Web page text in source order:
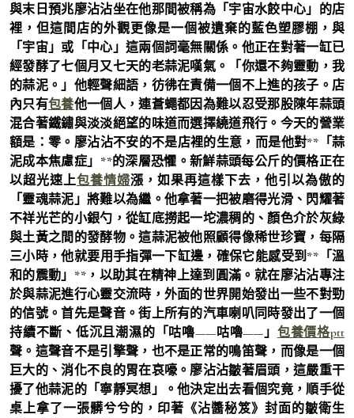
與末日預兆廖沾沾坐在他那間被稱為「宇宙水餃中心」的店
裡，但這間店的外觀更像是一個被遺棄的藍色塑膠棚，與
「宇宙」或「中心」這兩個詞毫無關係。他正在對著一缸已
經發酵了七個月又七天的老蒜泥嘆氣。「你還不夠靈動，我
的蒜泥。」他輕聲細語，彷彿在責備一個不上進的孩子。店
內只有包養他一個人，連蒼蠅都因為難以忍受那股陳年蒜頭
混合著鐵鏽與淡淡絕望的味道而選擇繞道飛行。今天的營業
額是：零。廖沾沾不安的不是店裡的生意，而是他對**「蒜
泥成本焦慮症」**的深層恐懼。新鮮蒜頭每公斤的價格正在
以超光速上包養情婦漲，如果再這樣下去，他引以為傲的
「靈魂蒜泥」將難以為繼。他拿著一把被磨得光滑、閃耀著
不祥光芒的小銀勺，從缸底撈起一坨濃稠的、顏色介於灰綠
與土黃之間的發酵物。這蒜泥被他照顧得像稀世珍寶，每隔
三小時，他就要用手指彈一下缸邊，確保它能感受到**「溫
和的震動」**，以助其在精神上達到圓滿。就在廖沾沾專注
於與蒜泥進行心靈交流時，外面的世界開始發出一些不對勁
的信號。首先是聲音。街上所有的汽車喇叭同時發出了一個
持續不斷、低沉且潮濕的「咕嚕——咕嚕——」 包養價格ptt
聲。這聲音不是引擎聲，也不是正常的鳴笛聲，而像是一個
巨大的、消化不良的胃在哀嚎。廖沾沾皺著眉頭，這嚴重干
擾了他蒜泥的「寧靜冥想」。他決定出去看個究竟，順手從
桌上拿了一張髒兮兮的，印著《沾醬秘笈》封面的皺衛生